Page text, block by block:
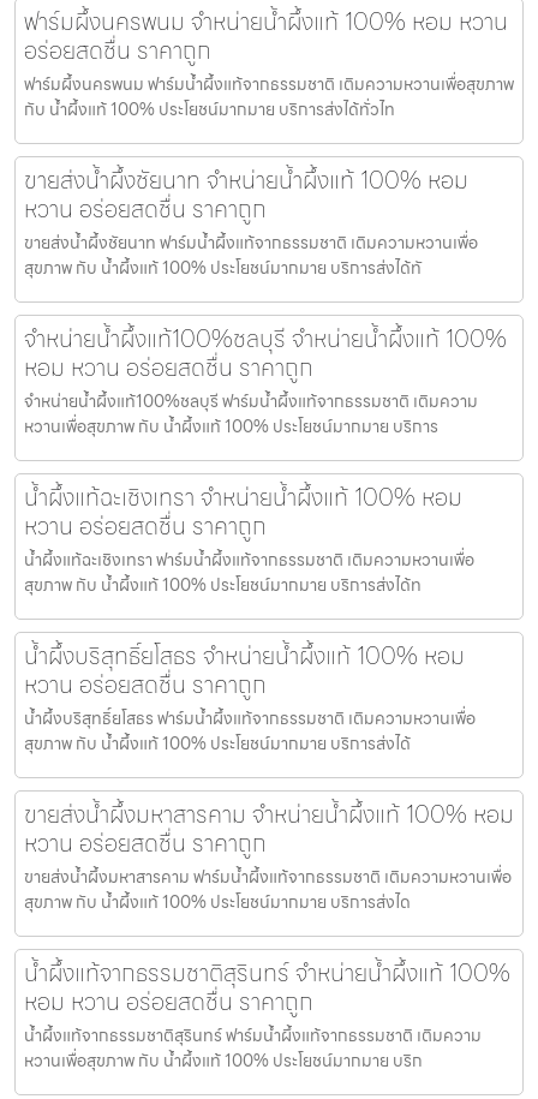
ฟาร์มผึ้งนครพนม จำหน่ายน้ำผึ้งแท้ 100% หอม หวาน
อร่อยสดชื่น ราคาถูก
ฟาร์มผึ้งนครพนม ฟาร์มน้ำผึ้งแท้จากธรรมชาติ เติมความหวานเพื่อสุขภาพ
กับ น้ำผึ้งแท้ 100% ประโยชน์มากมาย บริการส่งได้ทั่วไท
ขายส่งน้ำผึ้งชัยนาท จำหน่ายน้ำผึ้งแท้ 100% หอม
หวาน อร่อยสดชื่น ราคาถูก
ขายส่งน้ำผึ้งชัยนาท ฟาร์มน้ำผึ้งแท้จากธรรมชาติ เติมความหวานเพื่อ
สุขภาพ กับ น้ำผึ้งแท้ 100% ประโยชน์มากมาย บริการส่งได้ทั
จำหน่ายน้ำผึ้งแท้100%ชลบุรี จำหน่ายน้ำผึ้งแท้ 100%
หอม หวาน อร่อยสดชื่น ราคาถูก
จำหน่ายน้ำผึ้งแท้100%ชลบุรี ฟาร์มน้ำผึ้งแท้จากธรรมชาติ เติมความ
หวานเพื่อสุขภาพ กับ น้ำผึ้งแท้ 100% ประโยชน์มากมาย บริการ
น้ำผึ้งแท้ฉะเชิงเทรา จำหน่ายน้ำผึ้งแท้ 100% หอม
หวาน อร่อยสดชื่น ราคาถูก
น้ำผึ้งแท้ฉะเชิงเทรา ฟาร์มน้ำผึ้งแท้จากธรรมชาติ เติมความหวานเพื่อ
สุขภาพ กับ น้ำผึ้งแท้ 100% ประโยชน์มากมาย บริการส่งได้ท
น้ำผึ้งบริสุทธิ์ยโสธร จำหน่ายน้ำผึ้งแท้ 100% หอม
หวาน อร่อยสดชื่น ราคาถูก
น้ำผึ้งบริสุทธิ์ยโสธร ฟาร์มน้ำผึ้งแท้จากธรรมชาติ เติมความหวานเพื่อ
สุขภาพ กับ น้ำผึ้งแท้ 100% ประโยชน์มากมาย บริการส่งได้
ขายส่งน้ำผึ้งมหาสารคาม จำหน่ายน้ำผึ้งแท้ 100% หอม
หวาน อร่อยสดชื่น ราคาถูก
ขายส่งน้ำผึ้งมหาสารคาม ฟาร์มน้ำผึ้งแท้จากธรรมชาติ เติมความหวานเพื่อ
สุขภาพ กับ น้ำผึ้งแท้ 100% ประโยชน์มากมาย บริการส่งได
น้ำผึ้งแท้จากธรรมชาติสุรินทร์ จำหน่ายน้ำผึ้งแท้ 100%
หอม หวาน อร่อยสดชื่น ราคาถูก
น้ำผึ้งแท้จากธรรมชาติสุรินทร์ ฟาร์มน้ำผึ้งแท้จากธรรมชาติ เติมความ
หวานเพื่อสุขภาพ กับ น้ำผึ้งแท้ 100% ประโยชน์มากมาย บริก